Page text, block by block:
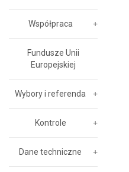
Współpraca
Fundusze Unii
Europejskiej
Wybory i referenda
Kontrole
Dane techniczne